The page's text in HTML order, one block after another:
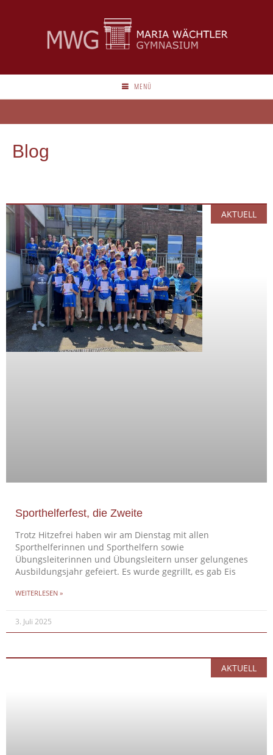
MENÜ
Blog
AKTUELL
Sporthelferfest, die Zweite
Trotz Hitzefrei haben wir am Dienstag mit allen
Sporthelferinnen und Sporthelfern sowie
Übungsleiterinnen und Übungsleitern unser gelungenes
Ausbildungsjahr gefeiert. Es wurde gegrillt, es gab Eis
WEITERLESEN »
3. Juli 2025
AKTUELL